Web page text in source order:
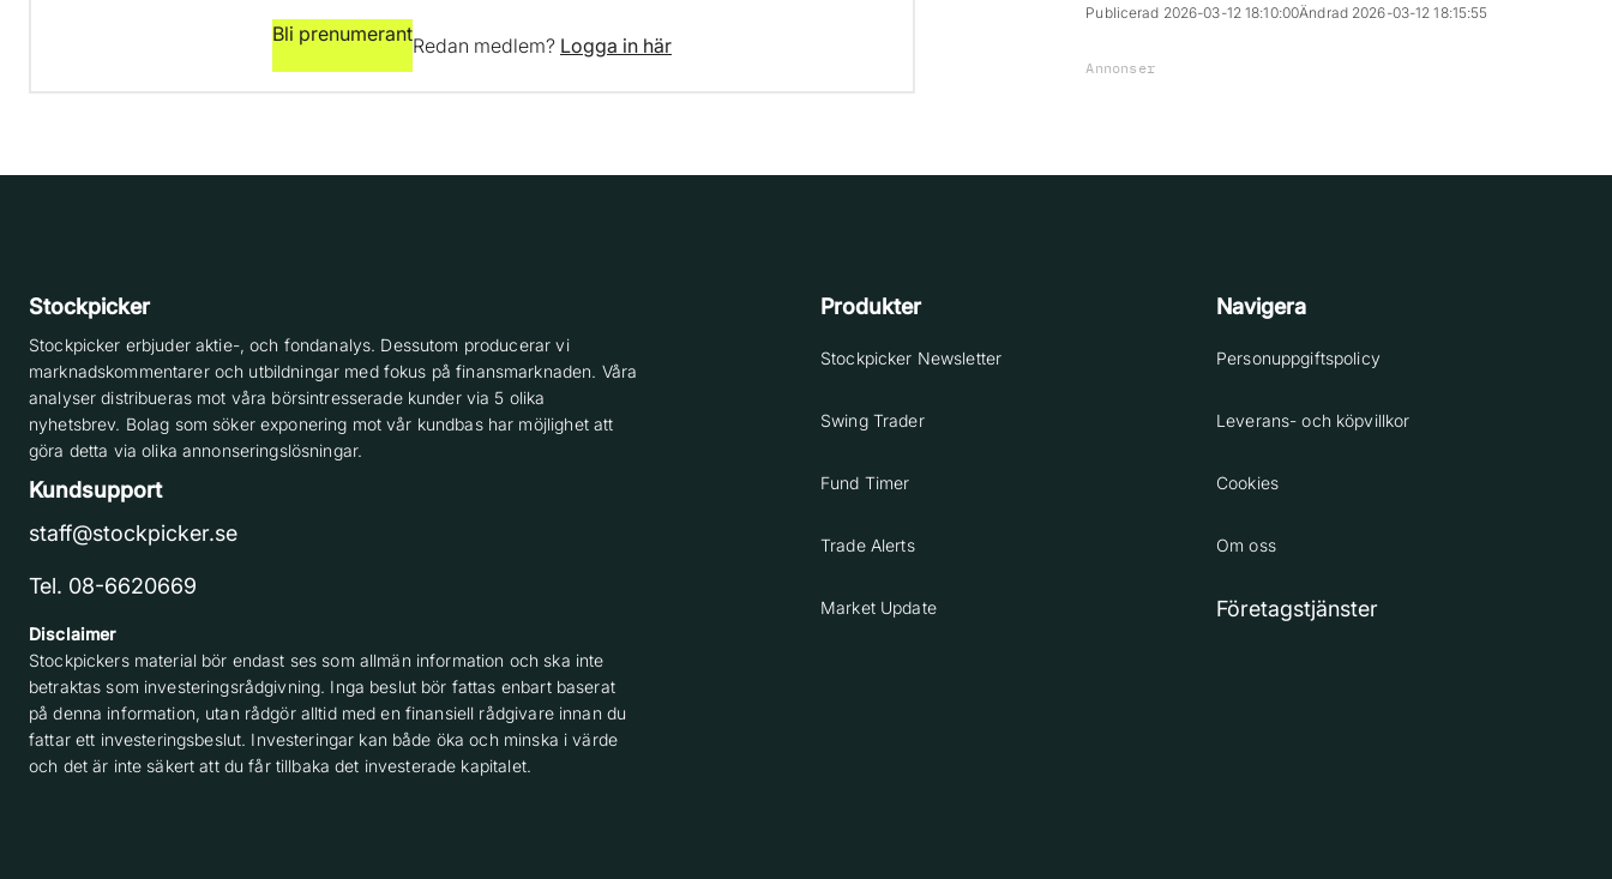
Bli prenumerantRedan medlem? Logga in här
Publicerad 2026-03-12 18:10:00Ändrad 2026-03-12 18:15:55
Annonser
Stockpicker
Stockpicker erbjuder aktie-, och fondanalys. Dessutom producerar vi
marknadskommentarer och utbildningar med fokus på finansmarknaden. Våra
analyser distribueras mot våra börsintresserade kunder via 5 olika
nyhetsbrev. Bolag som söker exponering mot vår kundbas har möjlighet att
göra detta via olika annonseringslösningar.
Kundsupport
staff@stockpicker.se
Tel. 08-6620669
Disclaimer
Stockpickers material bör endast ses som allmän information och ska inte
betraktas som investeringsrådgivning. Inga beslut bör fattas enbart baserat
på denna information, utan rådgör alltid med en finansiell rådgivare innan du
fattar ett investeringsbeslut. Investeringar kan både öka och minska i värde
och det är inte säkert att du får tillbaka det investerade kapitalet.
Produkter
Stockpicker Newsletter
Swing Trader
Fund Timer
Trade Alerts
Market Update
Navigera
Personuppgiftspolicy
Leverans- och köpvillkor
Cookies
Om oss
Företagstjänster